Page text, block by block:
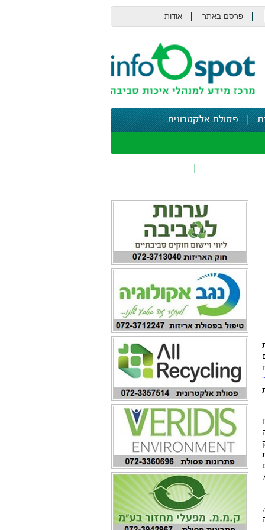
פרסם באתר אודות
פסולת אלקטרונית
דמי טיפול לתמיר בגין 7